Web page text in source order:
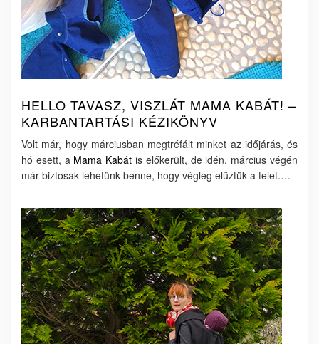
HELLO TAVASZ, VISZLÁT MAMA KABÁT! –
KARBANTARTÁSI KÉZIKÖNYV
Volt már, hogy márciusban megtréfált minket az időjárás, és
hó esett, a Mama Kabát is előkerült, de idén, március végén
már biztosak lehetünk benne, hogy végleg elűztük a telet.…